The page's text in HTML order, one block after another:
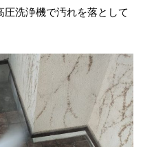
洗浄機で汚れを落として